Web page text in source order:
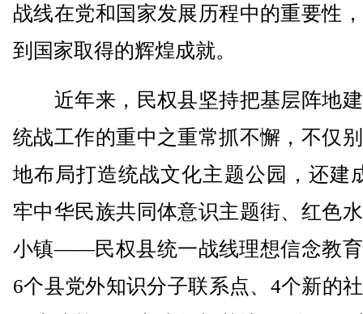
战线在党和国家发展历程中的重要性
到国家取得的辉煌成就。
近年来，民权县坚持把基层阵地
统战工作的重中之重常抓不懈，不仅
地布局打造统战文化主题公园，还建
牢中华民族共同体意识主题街、红色
小镇——民权县统一战线理想信念教
6个县党外知识分子联系点、4个新的